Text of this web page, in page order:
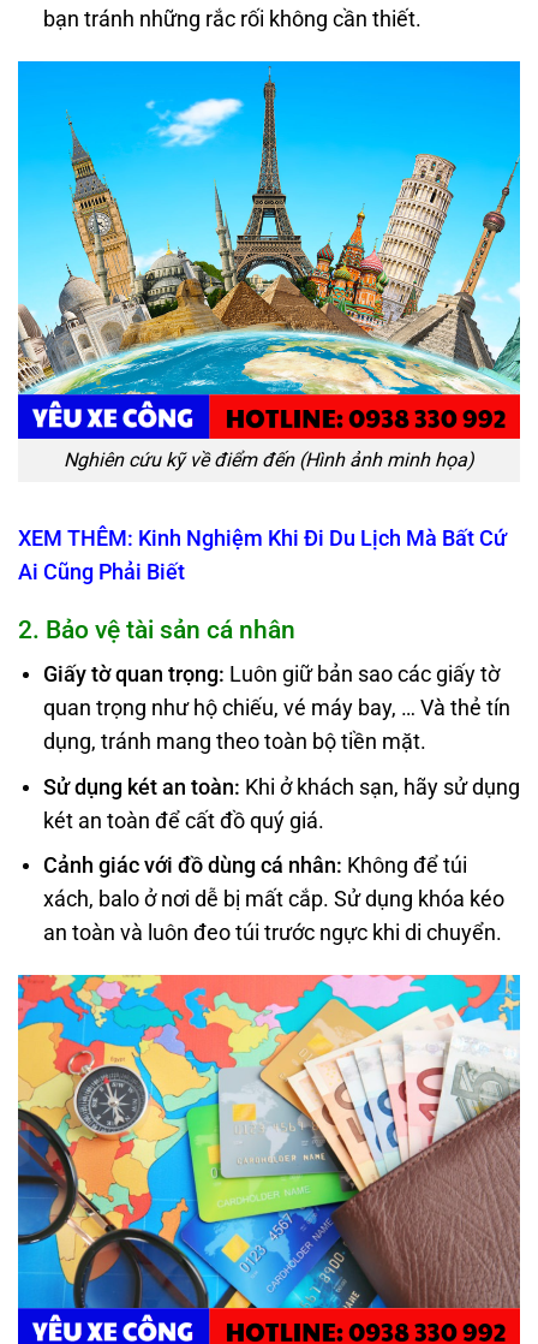
bạn tránh những rắc rối không cần thiết.
Nghiên cứu kỹ về điểm đến (Hình ảnh minh họa)
XEM THÊM: Kinh Nghiệm Khi Đi Du Lịch Mà Bất Cứ
Ai Cũng Phải Biết
2. Bảo vệ tài sản cá nhân
Giấy tờ quan trọng: Luôn giữ bản sao các giấy tờ
quan trọng như hộ chiếu, vé máy bay, … Và thẻ tín
dụng, tránh mang theo toàn bộ tiền mặt.
Sử dụng két an toàn: Khi ở khách sạn, hãy sử dụng
két an toàn để cất đồ quý giá.
Cảnh giác với đồ dùng cá nhân: Không để túi
xách, balo ở nơi dễ bị mất cắp. Sử dụng khóa kéo
an toàn và luôn đeo túi trước ngực khi di chuyển.